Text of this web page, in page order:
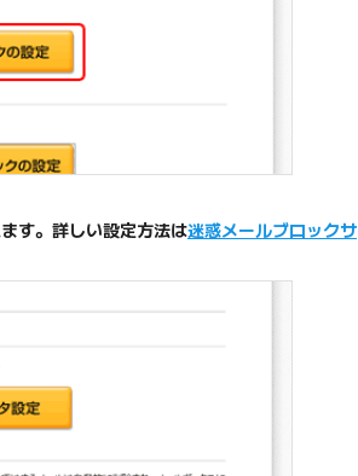
す。詳しい設定方法は迷惑メールブロックサ